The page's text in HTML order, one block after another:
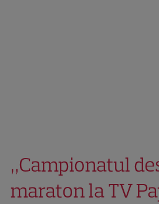
„Campionatul
maraton la TV